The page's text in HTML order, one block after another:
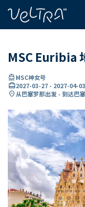
MSC Euribia
directions_boatMSC神女号
card_travel2027-03-27 - 2027-04-03
location_on从巴塞罗那出发 - 到达巴